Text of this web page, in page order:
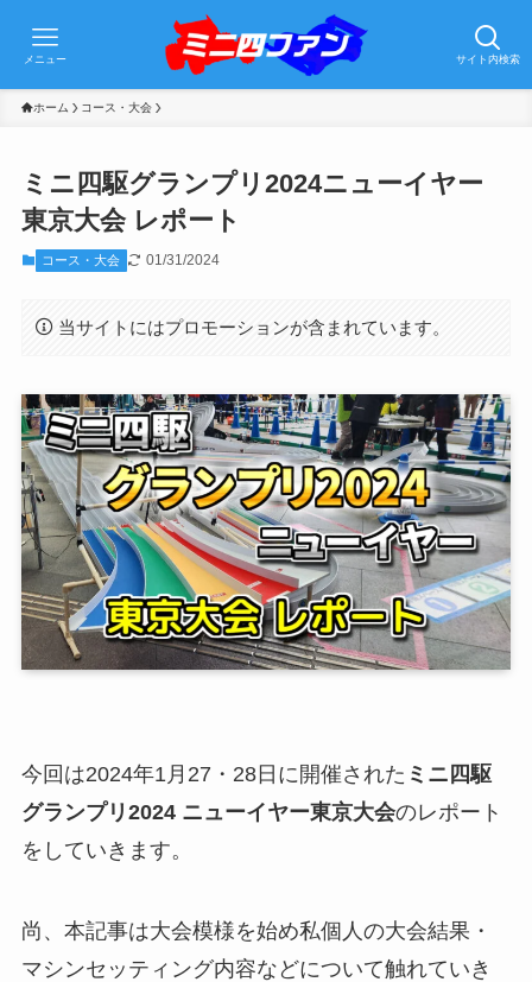
サイト内検索
メニュー
ホーム コース・大会
ミニ四駆グランプリ2024ニューイヤー
東京大会 レポート
コース・大会 01/31/2024
当サイトにはプロモーションが含まれています。
今回は2024年1月27・28日に開催された ミニ四駆
グランプリ2024 ニューイヤー東京大会のレポート
をしていきます。
尚、本記事は大会模様を始め私個人の大会結果・
マシンセッティング内容などについて触れていき